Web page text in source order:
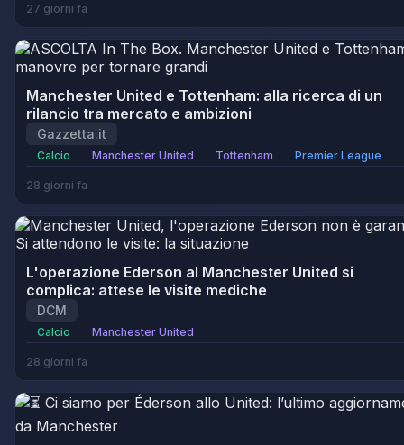
27 giorni fa
Manchester United e Tottenham: alla ricerca di un
rilancio tra mercato e ambizioni
Gazzetta.it
Calcio Manchester United Tottenham Premier League
28 giorni fa
L'operazione Ederson al Manchester United si
complica: attese le visite mediche
DCM
Calcio Manchester United
28 giorni fa